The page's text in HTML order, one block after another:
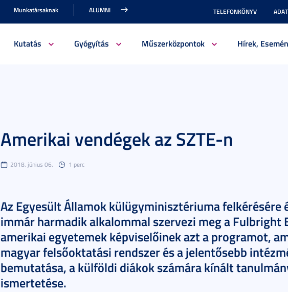
Munkatársaknak ALUMNI TELEFONKÖNYV
Kutatás Gyógyítás Műszerközpontok Hírek,
Amerikai vendégek az SZTE-n
2018. június 06. 1 perc
Az Egyesült Államok külügyminisztériuma felkérésére
immár harmadik alkalommal szervezi meg a Fulbright
amerikai egyetemek képviselőinek azt a programot,
magyar felsőoktatási rendszer és a jelentősebb
bemutatása, a külföldi diákok számára kínált
ismertetése.